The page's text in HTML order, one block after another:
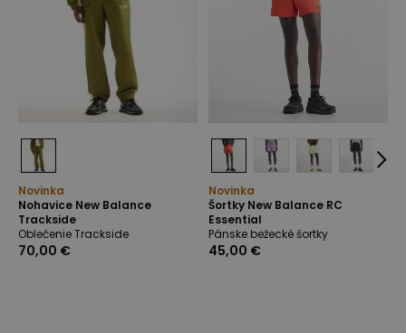
Novinka
Nohavice New Balance
Trackside
Oblečenie Trackside
70,00 €
Novinka
Šortky New Balance RC
Essential
Pánske bežecké šortky
45,00 €